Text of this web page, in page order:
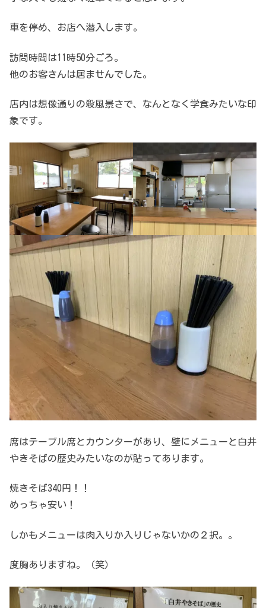
車を停め、お店へ潜入します。
訪問時間は11時50分ごろ。
他のお客さんは居ませんでした。
店内は想像通りの殺風景さで、なんとなく学食みたいな印
象です。
席はテーブル席とカウンターがあり、壁にメニューと白井
やきそばの歴史みたいなのが貼ってあります。
焼きそば340円！！
めっちゃ安い！
しかもメニューは肉入りか入りじゃないかの２択。。
度胸ありますね。（笑）